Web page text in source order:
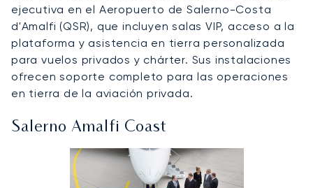
ejecutiva en el Aeropuerto de Salerno-Costa
d'Amalfi (QSR), que incluyen salas VIP, acceso a la
plataforma y asistencia en tierra personalizada
para vuelos privados y chárter. Sus instalaciones
ofrecen soporte completo para las operaciones
en tierra de la aviación privada.
Salerno Amalfi Coast